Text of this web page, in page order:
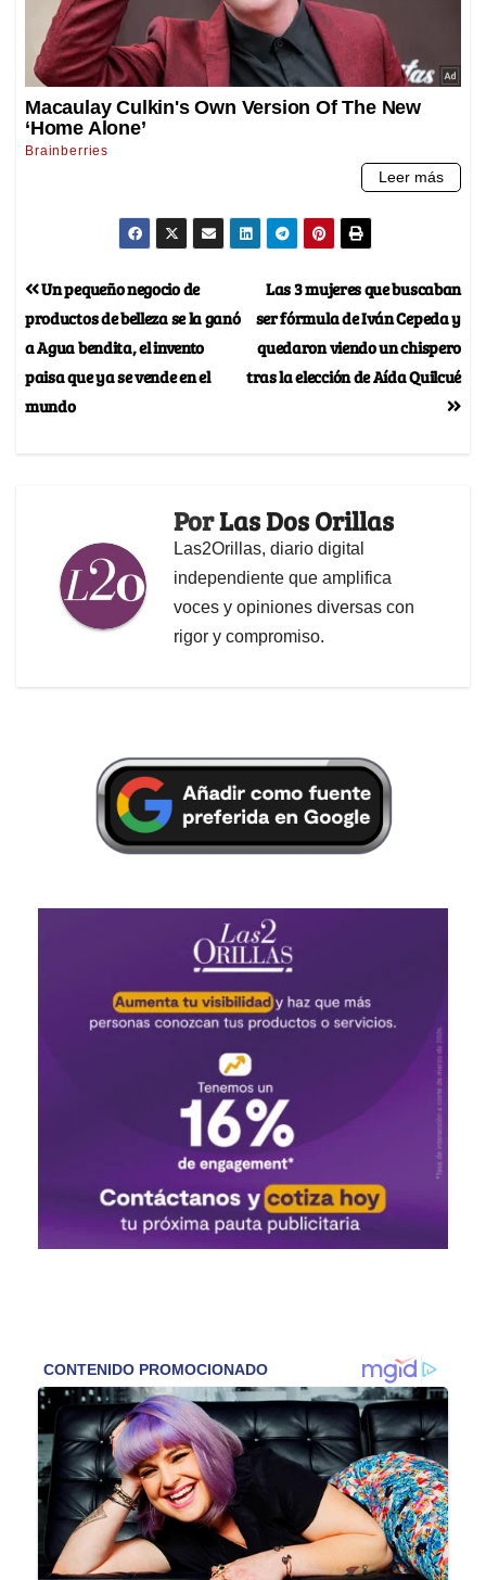
Las 3 mujeres que buscaban
ser fórmula de Iván Cepeda y
quedaron viendo un chispero
tras la elección de Aída Quilcué
Un pequeño negocio de
productos de belleza se la ganó
a Agua bendita, el invento
paisa que ya se vende en el
mundo
PorLas Dos Orillas
Las2Orillas, diario digital
independiente que amplifica
voces y opiniones diversas con
rigor y compromiso.